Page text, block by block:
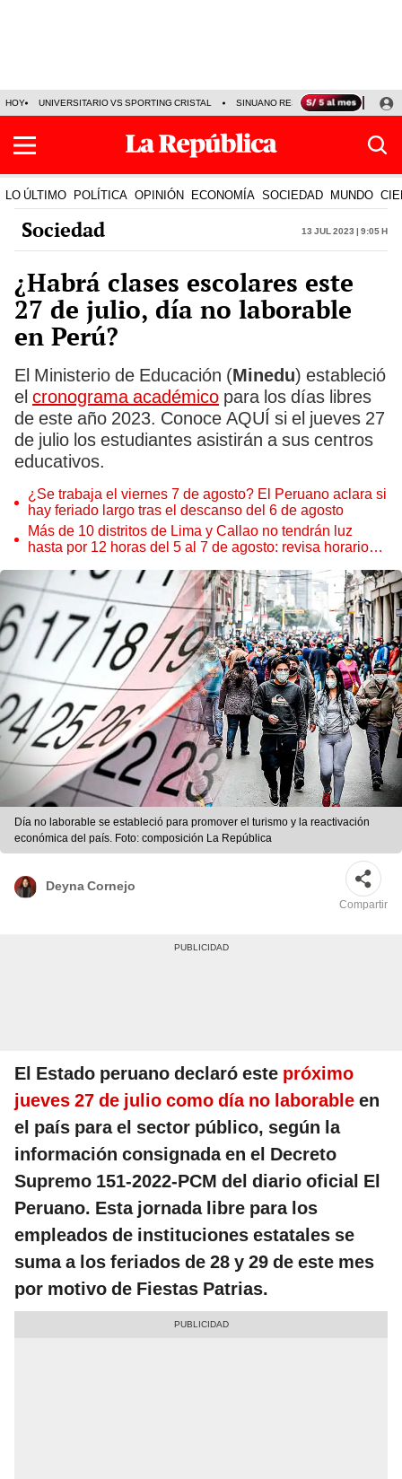
HOY UNIVERSITARIO VS SPORTING CRISTAL SINUANO RESULTADOS HOY
LO ÚLTIMO POLÍTICA OPINIÓN ECONOMÍA SOCIEDAD MUNDO
Sociedad 13 Jul 2023 | 9:05 h
¿Habrá clases escolares este
27 de julio, día no laborable
en Perú?
El Ministerio de Educación (Minedu) estableció
el cronograma académico para los días libres
de este año 2023. Conoce AQUÍ si el jueves 27
de julio los estudiantes asistirán a sus centros
educativos.
¿Se trabaja el viernes 7 de agosto? El Peruano aclara si
hay feriado largo tras el descanso del 6 de agosto
Más de 10 distritos de Lima y Callao no tendrán luz
hasta por 12 horas del 5 al 7 de agosto: revisa horarios y
Día no laborable se estableció para promover el turismo y la reactivación
económica del país. Foto: composición La República
Deyna Cornejo
Compartir
El Estado peruano declaró este próximo
jueves 27 de julio como día no laborable en
el país para el sector público, según la
información consignada en el Decreto
Supremo 151-2022-PCM del diario oficial El
Peruano. Esta jornada libre para los
empleados de instituciones estatales se
suma a los feriados de 28 y 29 de este mes
por motivo de Fiestas Patrias.